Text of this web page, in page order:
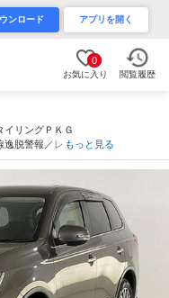
ンロード アプリを開く
0
お気に入り 閲覧履歴
リングＰＫＧ
逸脱警報／レー
フォグ／純正Ｍ
）
もっと見る